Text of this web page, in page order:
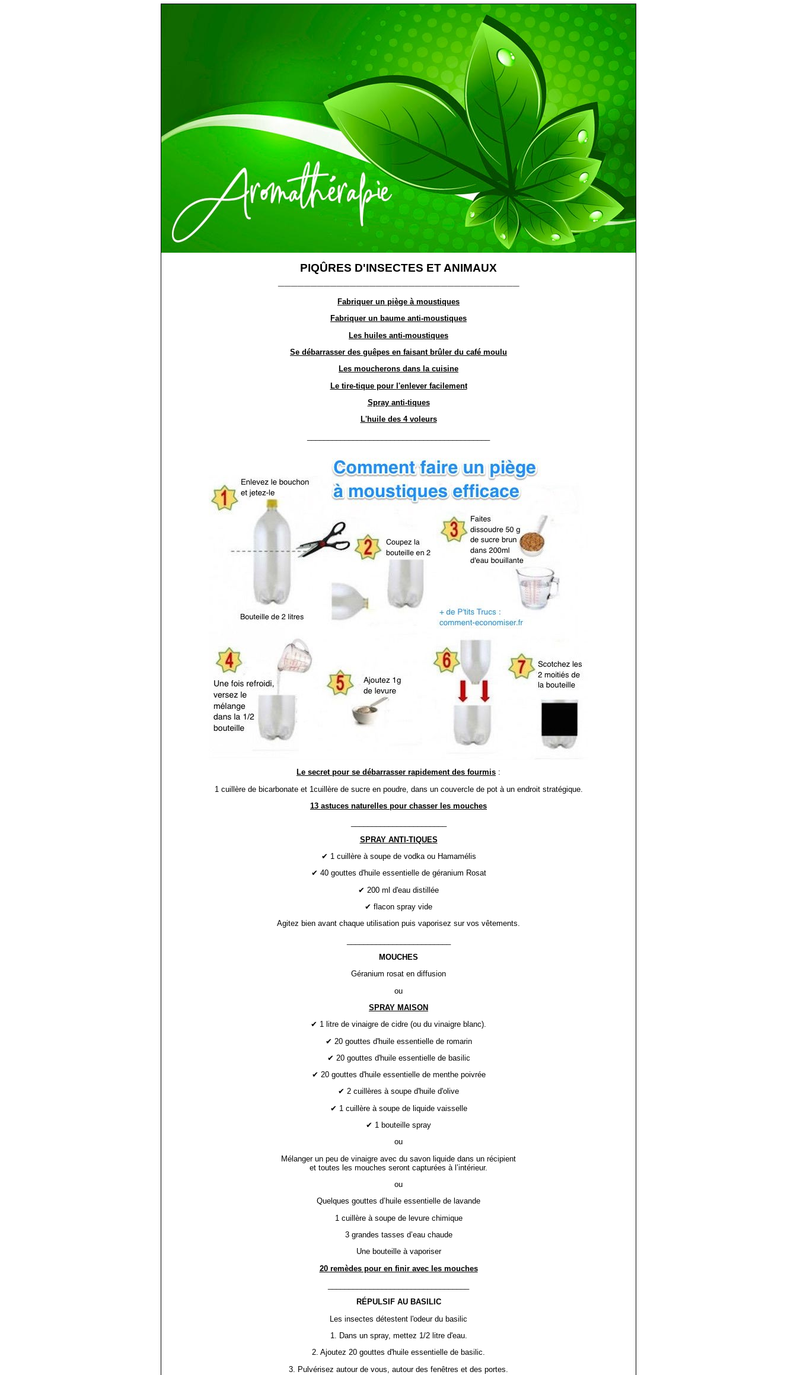
PIQÛRES D'INSECTES ET ANIMAUX
Fabriquer un piège à moustiques
Fabriquer un baume anti-moustiques
Les huiles anti-moustiques
Se débarrasser des guêpes en faisant brûler du café moulu
Les moucherons dans la cuisine
Le tire-tique pour l'enlever facilement
Spray anti-tiques
L'huile des 4 voleurs
Le secret pour se débarrasser rapidement des fourmis :
1 cuillère de bicarbonate et 1cuillère de sucre en poudre, dans un couvercle de pot à un endroit stratégique.
13 astuces naturelles pour chasser les mouches
SPRAY ANTI-TIQUES
✔ 1 cuillère à soupe de vodka ou Hamamélis
✔ 40 gouttes d'huile essentielle de géranium Rosat
✔ 200 ml d'eau distillée
✔ flacon spray vide
Agitez bien avant chaque utilisation puis vaporisez sur vos vêtements.
MOUCHES
Géranium rosat en diffusion
ou
SPRAY MAISON
✔ 1 litre de vinaigre de cidre (ou du vinaigre blanc).
✔ 20 gouttes d'huile essentielle de romarin
✔ 20 gouttes d'huile essentielle de basilic
✔ 20 gouttes d'huile essentielle de menthe poivrée
✔ 2 cuillères à soupe d'huile d'olive
✔ 1 cuillère à soupe de liquide vaisselle
✔ 1 bouteille spray
ou
Mélanger un peu de vinaigre avec du savon liquide dans un récipient
et toutes les mouches seront capturées à l’intérieur.
ou
Quelques gouttes d’huile essentielle de lavande
1 cuillère à soupe de levure chimique
3 grandes tasses d’eau chaude
Une bouteille à vaporiser
20 remèdes pour en finir avec les mouches
RÉPULSIF AU BASILIC
Les insectes détestent l'odeur du basilic
1. Dans un spray, mettez 1/2 litre d'eau.
2. Ajoutez 20 gouttes d'huile essentielle de basilic.
3. Pulvérisez autour de vous, autour des fenêtres et des portes.